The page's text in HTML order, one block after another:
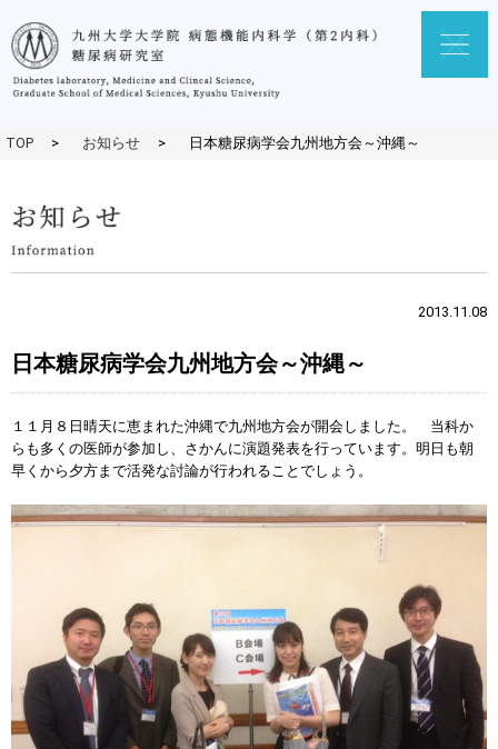
TOP > お知らせ > 日本糖尿病学会九州地方会～沖縄～
2013.11.08
日本糖尿病学会九州地方会～沖縄～
１１月８日晴天に恵まれた沖縄で九州地方会が開会しました。 当科か
らも多くの医師が参加し、さかんに演題発表を行っています。明日も朝
早くから夕方まで活発な討論が行われることでしょう。